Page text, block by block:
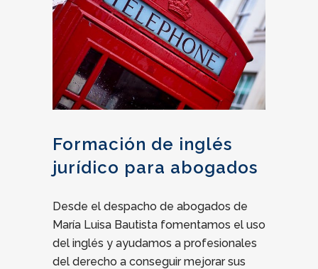
Formación de inglés
jurídico para abogados
Desde el despacho de abogados de
María Luisa Bautista fomentamos el uso
del inglés y ayudamos a profesionales
del derecho a conseguir mejorar sus